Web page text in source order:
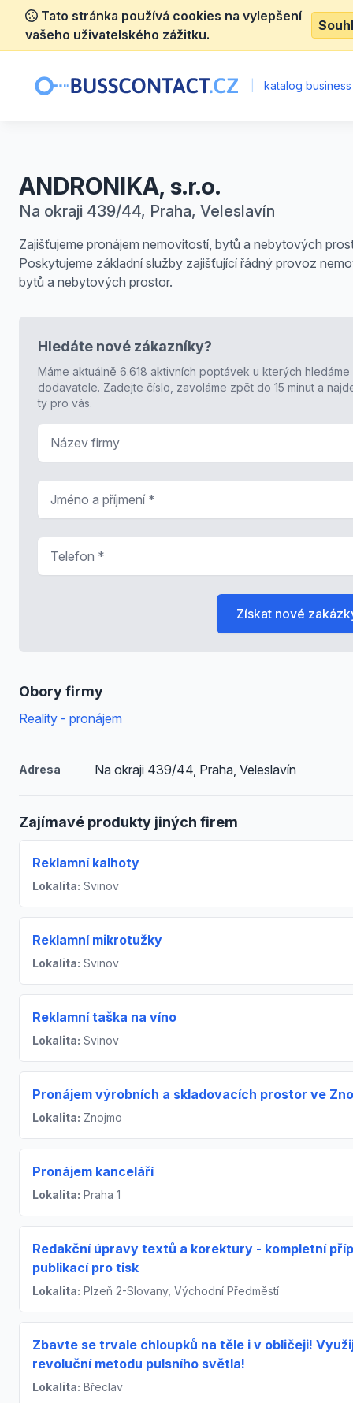
Tato stránka používá cookies na vylepšení
vašeho uživatelského zážitku.
katalog
ANDRONIKA, s.r.o.
Na okraji 439/44, Praha, Veleslavín
Zajišťujeme pronájem nemovitostí, bytů a nebytových
Poskytujeme základní služby zajišťující řádný provoz
bytů a nebytových prostor.
Obory firmy
Reality - pronájem
Adresa Na okraji 439/44, Praha, Veleslavín
Zajímavé produkty jiných firem
Reklamní kalhoty
Lokalita: Svinov
Reklamní mikrotužky
Lokalita: Svinov
Reklamní taška na víno
Lokalita: Svinov
Pronájem výrobních a skladovacích prostor ve
Lokalita: Znojmo
Pronájem kanceláří
Lokalita: Praha 1
Redakční úpravy textů a korektury - kompletní
publikací pro tisk
Lokalita: Plzeň 2-Slovany, Východní Předměstí
Zbavte se trvale chloupků na těle i v obličeji!
revoluční metodu pulsního světla!
Lokalita: Břeclav
Hledáte nové zákazníky?
Máme aktuálně 6.618 aktivních poptávek u kterých hledáme
dodavatele. Zadejte číslo, zavoláme zpět do 15 minut a
ty pro vás.
Získat nové